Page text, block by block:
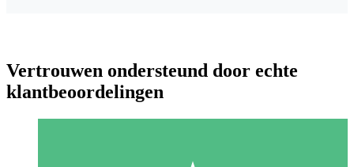
Vertrouwen ondersteund door echte
klantbeoordelingen